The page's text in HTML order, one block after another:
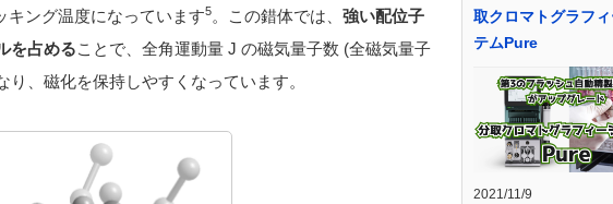
キング温度になっています5。この錯体では、 強い配位子
を占めることで、全角運動量 J の磁気量子数 (全磁気量子
、磁化を保持しやすくなっています。
取クロマトグラフ
テムPure
2021/11/9